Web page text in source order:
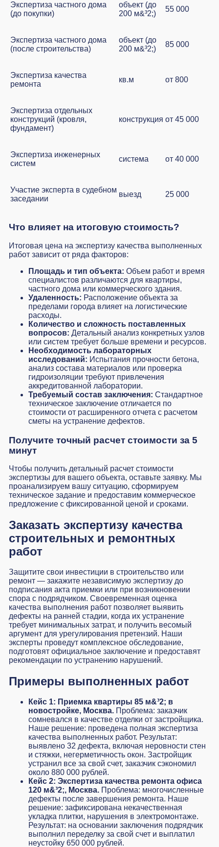
Экспертиза частного дома
(до покупки)
объект (до
200 м&³2;)
55 000
Экспертиза частного дома
(после строительства)
объект (до
200 м&³2;)
85 000
Экспертиза качества
ремонта
кв.м от 800
Экспертиза отдельных
конструкций (кровля,
фундамент)
конструкция от 45 000
Экспертиза инженерных
систем
система от 40 000
Участие эксперта в судебном
заседании
выезд 25 000
Что влияет на итоговую стоимость?
Итоговая цена на экспертизу качества выполненных
работ зависит от ряда факторов:
Площадь и тип объекта: Объем работ и время
специалистов различаются для квартиры,
частного дома или коммерческого здания.
Удаленность: Расположение объекта за
пределами города влияет на логистические
расходы.
Количество и сложность поставленных
вопросов: Детальный анализ конкретных узлов
или систем требует больше времени и ресурсов.
Необходимость лабораторных
исследований: Испытания прочности бетона,
анализ состава материалов или проверка
гидроизоляции требуют привлечения
аккредитованной лаборатории.
Требуемый состав заключения: Стандартное
техническое заключение отличается по
стоимости от расширенного отчета с расчетом
сметы на устранение дефектов.
Получите точный расчет стоимости за 5
минут
Чтобы получить детальный расчет стоимости
экспертизы для вашего объекта, оставьте заявку. Мы
проанализируем вашу ситуацию, сформируем
техническое задание и предоставим коммерческое
предложение с фиксированной ценой и сроками.
Заказать экспертизу качества
строительных и ремонтных
работ
Защитите свои инвестиции в строительство или
ремонт — закажите независимую экспертизу до
подписания акта приемки или при возникновении
спора с подрядчиком. Своевременная оценка
качества выполнения работ позволяет выявить
дефекты на ранней стадии, когда их устранение
требует минимальных затрат, и получить весомый
аргумент для урегулирования претензий. Наши
эксперты проведут комплексное обследование,
подготовят официальное заключение и предоставят
рекомендации по устранению нарушений.
Примеры выполненных работ
Кейс 1: Приемка квартиры 85 м&³2; в
новостройке, Москва.Проблема: заказчик
сомневался в качестве отделки от застройщика.
Наше решение: проведена полная экспертиза
качества выполненных работ. Результат:
выявлено 32 дефекта, включая неровности стен
и стяжки, негерметичность окон. Застройщик
устранил все за свой счет, заказчик сэкономил
около 880 000 рублей.
Кейс 2: Экспертиза качества ремонта офиса
120 м&³2;, Москва.Проблема: многочисленные
дефекты после завершения ремонта. Наше
решение: зафиксирована некачественная
укладка плитки, нарушения в электромонтаже.
Результат: на основании заключения подрядчик
выполнил переделку за свой счет и выплатил
неустойку 650 000 рублей.